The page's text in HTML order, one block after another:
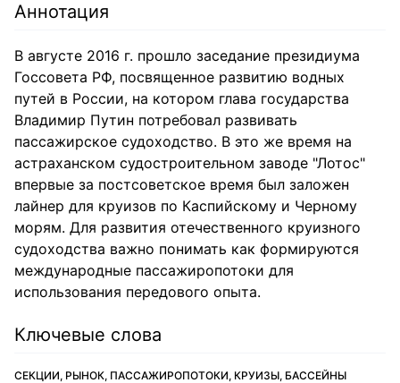
Аннотация
В августе 2016 г. прошло заседание президиума
Госсовета РФ, посвященное развитию водных
путей в России, на котором глава государства
Владимир Путин потребовал развивать
пассажирское судоходство. В это же время на
астраханском судостроительном заводе "Лотос"
впервые за постсоветское время был заложен
лайнер для круизов по Каспийскому и Черному
морям. Для развития отечественного круизного
судоходства важно понимать как формируются
международные пассажиропотоки для
использования передового опыта.
Ключевые слова
СЕКЦИИ, РЫНОК, ПАССАЖИРОПОТОКИ, КРУИЗЫ, БАССЕЙНЫ